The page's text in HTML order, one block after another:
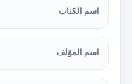
اسم الكتاب
اسم المؤلف